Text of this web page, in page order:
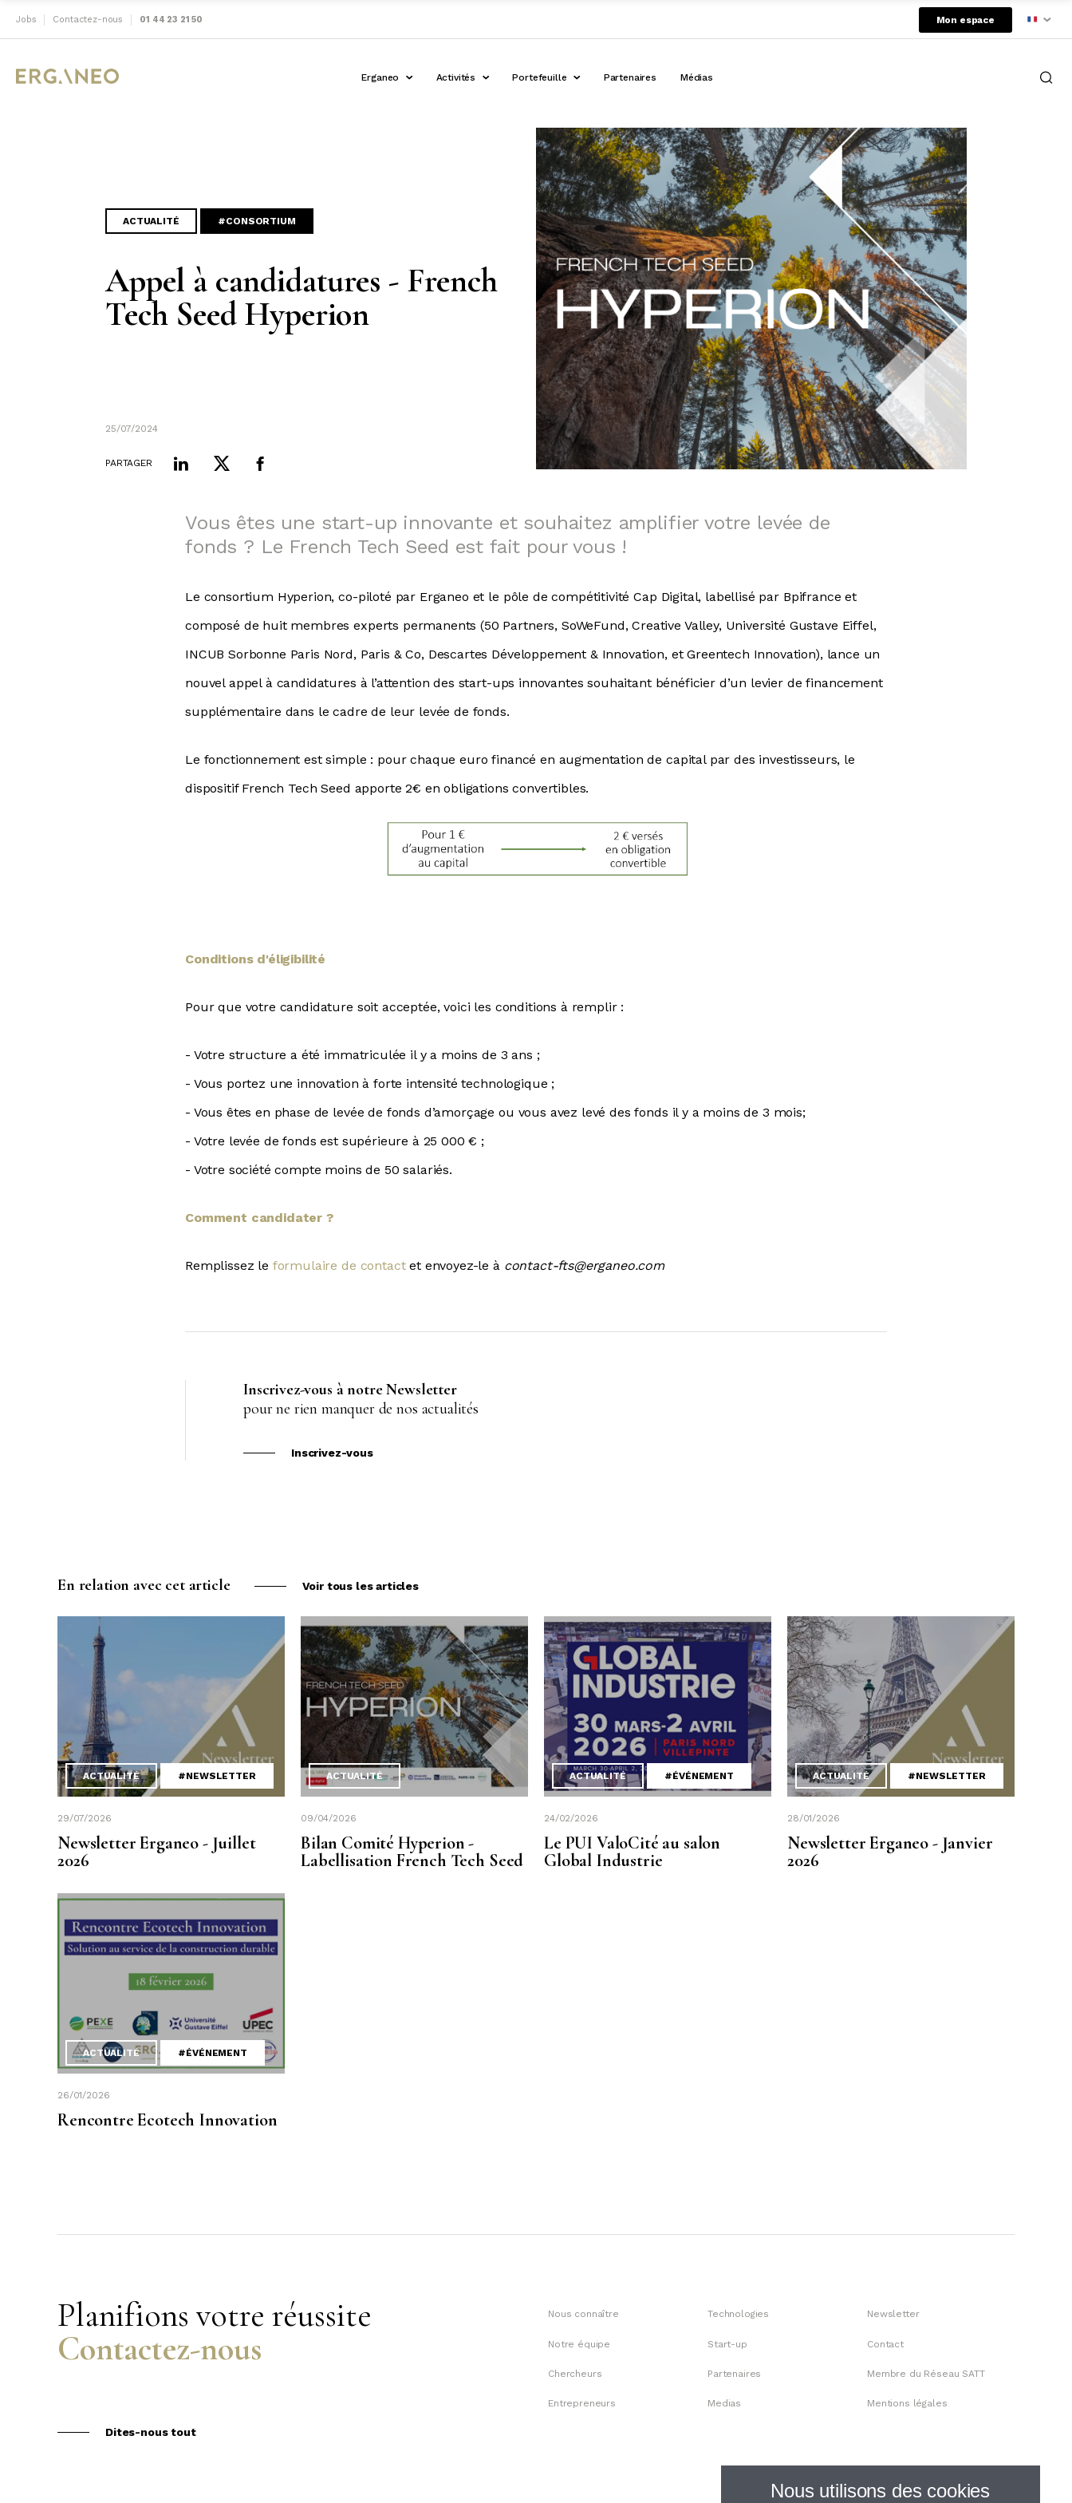
Jobs Contactez-nous 01 44 23 21 50 Mon espace
Erganeo Activités Portefeuille Partenaires Médias
ACTUALITÉ #CONSORTIUM
Appel à candidatures - French
Tech Seed Hyperion
25/07/2024
PARTAGER
Vous êtes une start-up innovante et souhaitez amplifier votre levée de
fonds ? Le French Tech Seed est fait pour vous !
Le consortium Hyperion, co-piloté par Erganeo et le pôle de compétitivité Cap Digital, labellisé par Bpifrance et
composé de huit membres experts permanents (50 Partners, SoWeFund, Creative Valley, Université Gustave Eiffel,
INCUB Sorbonne Paris Nord, Paris & Co, Descartes Développement & Innovation, et Greentech Innovation), lance un
nouvel appel à candidatures à l’attention des start-ups innovantes souhaitant bénéficier d’un levier de financement
supplémentaire dans le cadre de leur levée de fonds.
Le fonctionnement est simple : pour chaque euro financé en augmentation de capital par des investisseurs, le
dispositif French Tech Seed apporte 2€ en obligations convertibles.
Conditions d'éligibilité
Pour que votre candidature soit acceptée, voici les conditions à remplir :
- Votre structure a été immatriculée il y a moins de 3 ans ;
- Vous portez une innovation à forte intensité technologique ;
- Vous êtes en phase de levée de fonds d’amorçage ou vous avez levé des fonds il y a moins de 3 mois;
- Votre levée de fonds est supérieure à 25 000 € ;
- Votre société compte moins de 50 salariés.
Comment candidater ?
Remplissez le formulaire de contactet envoyez-le à contact-fts@erganeo.com
Inscrivez-vous à notre Newsletter
pour ne rien manquer de nos actualités
Inscrivez-vous
En relation avec cet article Voir tous les articles
ACTUALITÉ #NEWSLETTER
29/07/2026
Newsletter Erganeo - Juillet
2026
ACTUALITÉ
09/04/2026
Bilan Comité Hyperion -
Labellisation French Tech Seed
ACTUALITÉ #ÉVÉNEMENT
24/02/2026
Le PUI ValoCité au salon
Global Industrie
ACTUALITÉ #NEWSLETTER
28/01/2026
Newsletter Erganeo - Janvier
2026
ACTUALITÉ #ÉVÉNEMENT
26/01/2026
Rencontre Ecotech Innovation
Planifions votre réussite
Contactez-nous
Dites-nous tout
Nous connaître
Notre équipe
Chercheurs
Entrepreneurs
Technologies
Start-up
Partenaires
Medias
Newsletter
Contact
Membre du Réseau SATT
Mentions légales
Nous utilisons des cookies